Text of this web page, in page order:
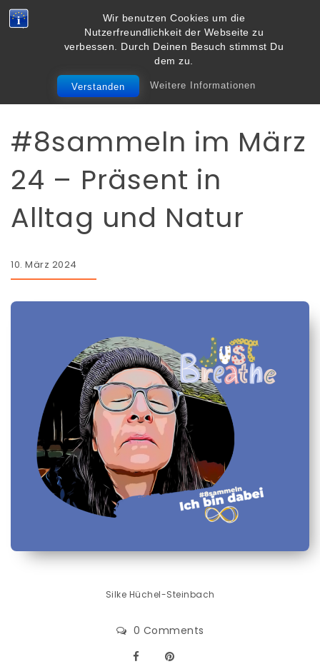
Wir benutzen Cookies um die
Nutzerfreundlichkeit der Webseite zu
verbessen. Durch Deinen Besuch stimmst Du
dem zu.
Verstanden Weitere Informationen
Skip to content
Vielbegabt.de
Toggle
navigation
#8sammeln Persönliches
#8sammeln im März
24 – Präsent in
Alltag und Natur
10. März 2024
Silke Hüchel-Steinbach
0 Comments